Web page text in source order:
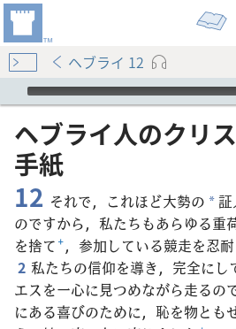
ヘブライ 12
Audio Player
ヘブライ​人​の​クリ
手紙
12 それで，これほど大勢の *
のですから，私たちもあらゆる重
を捨て+，参加している競走を忍
2 私たちの信仰を導き，完全にし
エスを一心に見つめながら走るの
にある喜びのために，恥を物とも